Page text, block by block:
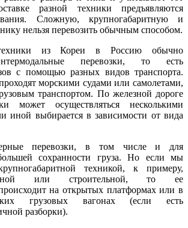
разной техники предъявляются
Сложную, крупногабаритную и
нельзя перевозить обычным способом.
из Кореи в Россию обычно
перевозки, то есть
с помощью разных видов транспорта.
морскими судами или самолетами,
транспортом. По железной дороге
может осуществляться несколькими
иной выбирается в зависимости от вида
перевозки, в том числе и для
сохранности груза. Но если мы
техникой, к примеру,
или строительной, то ее
на открытых платформах или в
грузовых вагонах (если есть
разборки).